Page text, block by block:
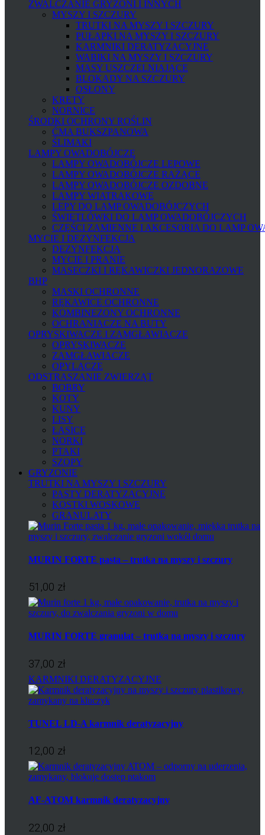
ZWALCZANIE GRYZONI I INNYCH
MYSZY I SZCZURY
TRUTKI NA MYSZY I SZCZURY
PUŁAPKI NA MYSZY I SZCZURY
KARMNIKI DERATYZACYJNE
WABIKI NA MYSZY I SZCZURY
MASY USZCZELNIAJĄCE
BLOKADY NA SZCZURY
OSŁONY
KRETY
NORNICE
ŚRODKI OCHRONY ROŚLIN
ĆMA BUKSZPANOWA
ŚLIMAKI
LAMPY OWADOBÓJCZE
LAMPY OWADOBÓJCZE LEPOWE
LAMPY OWADOBÓJCZE RAŻĄCE
LAMPY OWADOBÓJCZE OZDOBNE
LAMPY WIATRAKOWE
LEPY DO LAMP OWADOBÓJCZYCH
ŚWIETLÓWKI DO LAMP OWADOBÓJCZYCH
CZĘŚCI ZAMIENNE I AKCESORIA DO LAMP
MYCIE I DEZYNFEKCJA
DEZYNFEKCJA
MYCIE I PRANIE
MASECZKI I RĘKAWICZKI JEDNORAZOWE
BHP
MASKI OCHRONNE
RĘKAWICE OCHRONNE
KOMBINEZONY OCHRONNE
OCHRANIACZE NA BUTY
OPRYSKIWACZE I ZAMGŁAWIACZE
OPRYSKIWACZE
ZAMGŁAWIACZE
OPYLACZE
ODSTRASZANIE ZWIERZĄT
BOBRY
KOTY
KUNY
LISY
ŁASICE
NORKI
PTAKI
SZOPY
GRYZONIE
TRUTKI NA MYSZY I SZCZURY
PASTY DERATYZACYJNE
KOSTKI WOSKOWE
GRANULATY
MURIN FORTE pasta – trutka na myszy i szczury
51,00 zł
MURIN FORTE granulat – trutka na myszy i szczury
37,00 zł
KARMNIKI DERATYZACYJNE
TUNEL LD-A karmnik deratyzacyjny
12,00 zł
AF-ATOM karmnik deratyzacyjny
22,00 zł